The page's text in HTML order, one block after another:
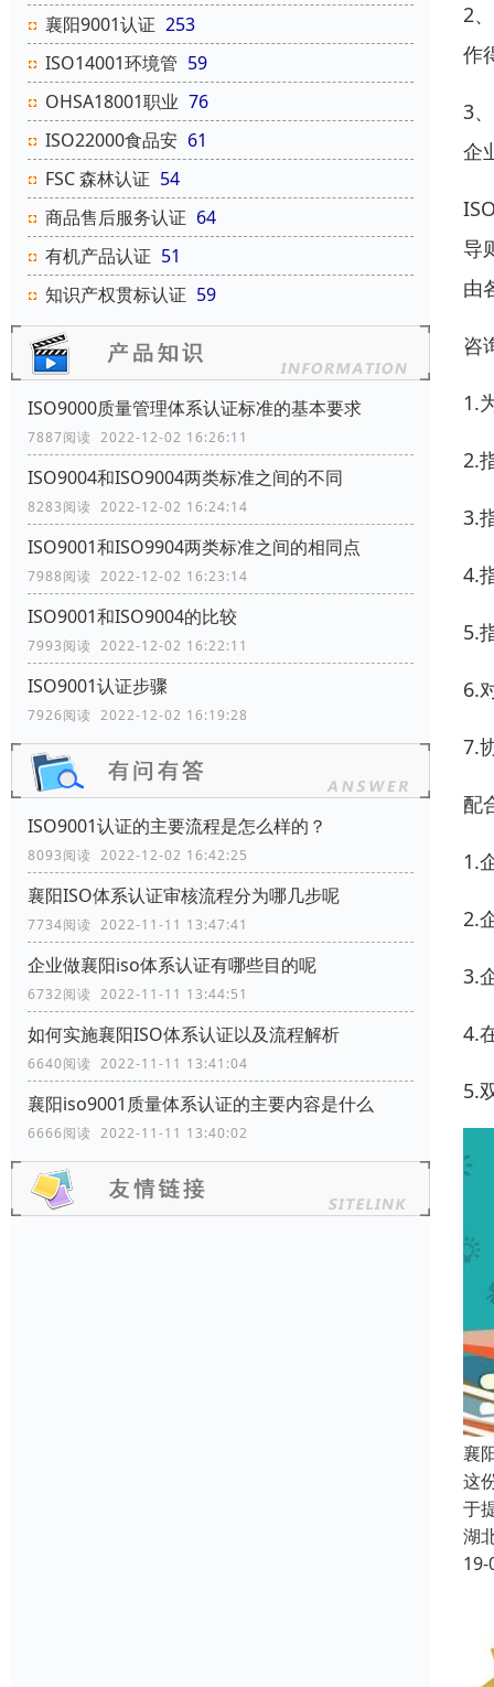
襄阳9001认证 253
ISO14001环境管 59
OHSA18001职业 76
ISO22000食品安 61
FSC 森林认证 54
商品售后服务认证 64
有机产品认证 51
知识产权贯标认证 59
ISO9000质量管理体系认证标准的基本要求
7887阅读 2022-12-02 16:26:11
ISO9004和ISO9004两类标准之间的不同
8283阅读 2022-12-02 16:24:14
ISO9001和ISO9904两类标准之间的相同点
7988阅读 2022-12-02 16:23:14
ISO9001和ISO9004的比较
7993阅读 2022-12-02 16:22:11
ISO9001认证步骤
7926阅读 2022-12-02 16:19:28
ISO9001认证的主要流程是怎么样的？
8093阅读 2022-12-02 16:42:25
襄阳ISO体系认证审核流程分为哪几步呢
7734阅读 2022-11-11 13:47:41
企业做襄阳iso体系认证有哪些目的呢
6732阅读 2022-11-11 13:44:51
如何实施襄阳ISO体系认证以及流程解析
6640阅读 2022-11-11 13:41:04
襄阳iso9001质量体系认证的主要内容是什么
6666阅读 2022-11-11 13:40:02
2
作
3
企
导
由
咨
1.
2.
3.
4.
5.
6.
7.
配
1.
2.
3.
4.
5.
襄
这
于
湖
19-